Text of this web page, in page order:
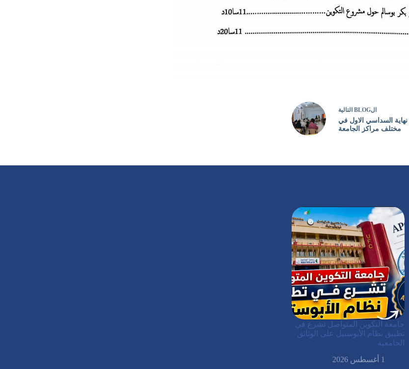
الBLOG التالية
السداسي الاول في
مختلف مراكز الجامعة
جامعة التكوين المتواصل تشرع في
تطبيق نظام الأبوستيل على الوثائق
الجامعية
1 أغسطس 2026